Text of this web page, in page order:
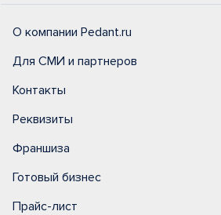
О компании Pedant.ru
Для СМИ и партнеров
Контакты
Реквизиты
Франшиза
Готовый бизнес
Прайс-лист